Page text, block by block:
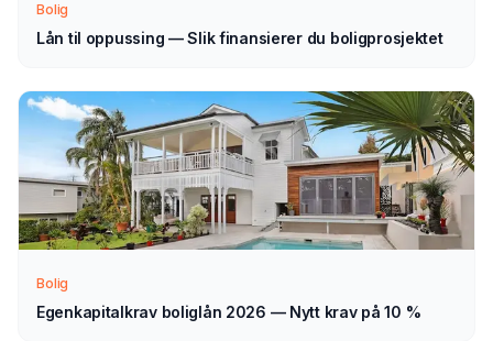
Vi går gjennom forespørselen din og tar kontakt med
veiledning — normalt innen 1–2 virkedager.
3 Velg selv
Sammenlign aktuelle tilbud i ro og mak, og velg det som
passer deg — helt uforpliktende.
Bolig
Lån til oppussing — Slik finansierer du boligprosjektet
Bolig
Egenkapitalkrav boliglån 2026 — Nytt krav på 10 %